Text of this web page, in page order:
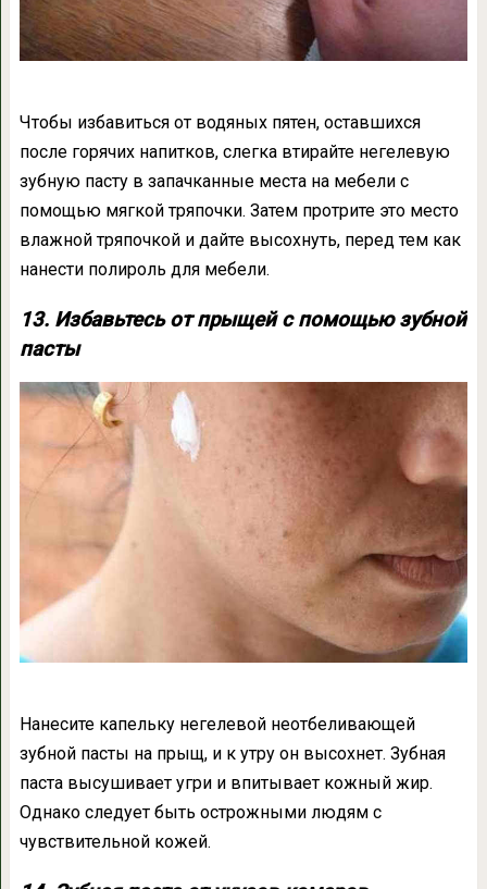
Чтобы избавиться от водяных пятен, оставшихся
после горячих напитков, слегка втирайте негелевую
зубную пасту в запачканные места на мебели с
помощью мягкой тряпочки. Затем протрите это место
влажной тряпочкой и дайте высохнуть, перед тем как
нанести полироль для мебели.
13. Избавьтесь от прыщей с помощью зубной
пасты
Нанесите капельку негелевой неотбеливающей
зубной пасты на прыщ, и к утру он высохнет. Зубная
паста высушивает угри и впитывает кожный жир.
Однако следует быть острожными людям с
чувствительной кожей.